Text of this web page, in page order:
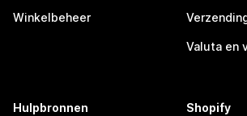
Winkelbeheer
Valuta en
Hulpbronnen Shopify